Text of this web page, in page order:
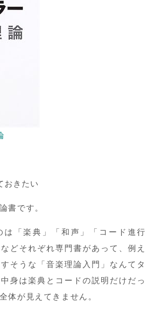
おきたい
書です。
は「楽典」「和声」「コード進行
どそれぞれ専門書があって、例え
そうな「音楽理論入門」なんてタ
身は楽典とコードの説明だけだっ
体が見えてきません。